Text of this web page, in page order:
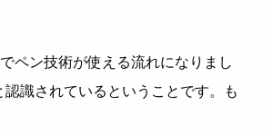
ペン技術が使える流れになりまし
識されているということです。も